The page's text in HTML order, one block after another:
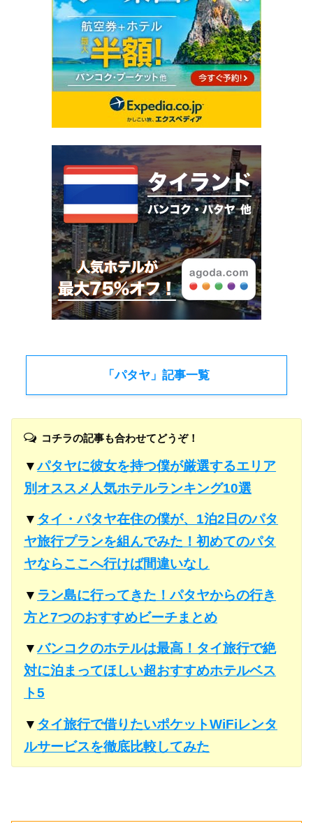
「パタヤ」記事一覧
コチラの記事も合わせてどうぞ！
▼パタヤに彼女を持つ僕が厳選するエリア
別オススメ人気ホテルランキング10選
▼ タイ・パタヤ在住の僕が、1泊2日のパタ
ヤ旅行プランを組んでみた！初めてのパタ
ヤならここへ行けば間違いなし
▼ ラン島に行ってきた！パタヤからの行き
方と7つのおすすめビーチまとめ
▼バンコクのホテルは最高！タイ旅行で絶
対に泊まってほしい超おすすめホテルベス
ト5
▼ タイ旅行で借りたいポケットWiFiレンタ
ルサービスを徹底比較してみた